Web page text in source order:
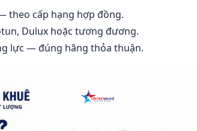
theo cấp hạng hợp đồng.
Dulux hoặc tương đương.
lực — đúng hãng thỏa thuận.